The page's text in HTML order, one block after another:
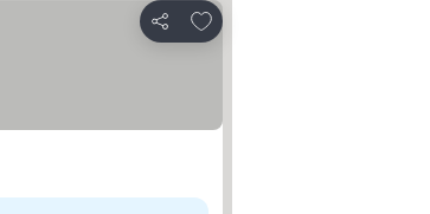
Megosztás
Hozzáadás a kedvencekhez